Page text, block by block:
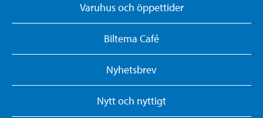
Varuhus och öppettider
Biltema Café
Nyhetsbrev
Nytt och nyttigt